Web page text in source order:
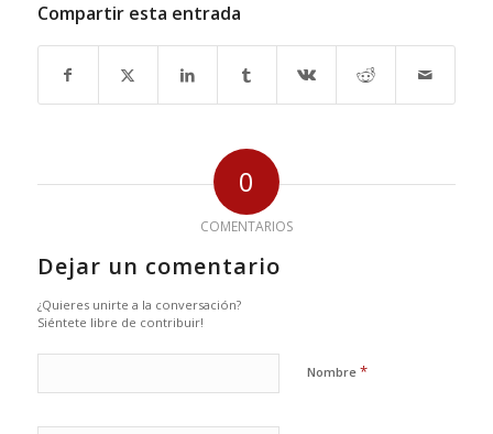
Compartir esta entrada
0
COMENTARIOS
Dejar un comentario
¿Quieres unirte a la conversación?
Siéntete libre de contribuir!
Nombre *